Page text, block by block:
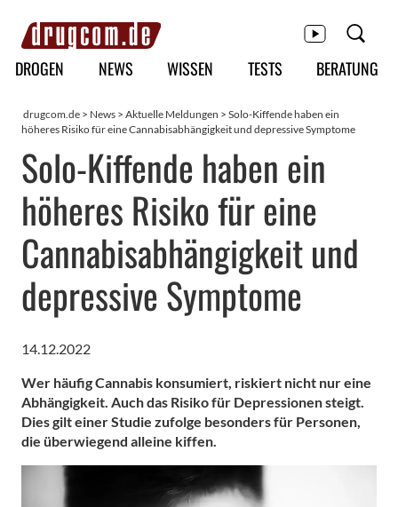
Hauptmenü
DROGEN NEWS WISSEN TESTS BERATUNG
drugcom.de > News > Aktuelle Meldungen > Solo-Kiffende haben ein
höheres Risiko für eine Cannabisabhängigkeit und depressive Symptome
Solo-Kiffende haben ein
höheres Risiko für eine
Cannabisabhängigkeit und
depressive Symptome
14.12.2022
Wer häufig Cannabis konsumiert, riskiert nicht nur eine
Abhängigkeit. Auch das Risiko für Depressionen steigt.
Dies gilt einer Studie zufolge besonders für Personen,
die überwiegend alleine kiffen.